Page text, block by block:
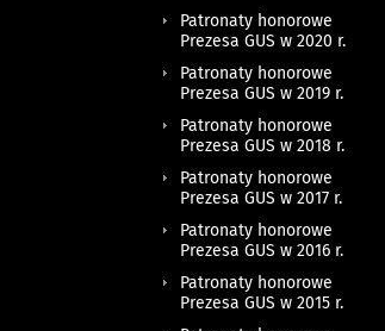
Patronaty honorowe
Prezesa GUS w 2020 r.
Patronaty honorowe
Prezesa GUS w 2019 r.
Patronaty honorowe
Prezesa GUS w 2018 r.
Patronaty honorowe
Prezesa GUS w 2017 r.
Patronaty honorowe
Prezesa GUS w 2016 r.
Patronaty honorowe
Prezesa GUS w 2015 r.